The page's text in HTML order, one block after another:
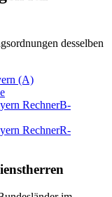
desselben
(A)
RechnerB-
RechnerR-